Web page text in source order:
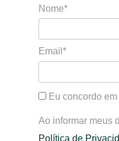
Nome*
Email*
Eu concordo em
Ao informar meus
Política de